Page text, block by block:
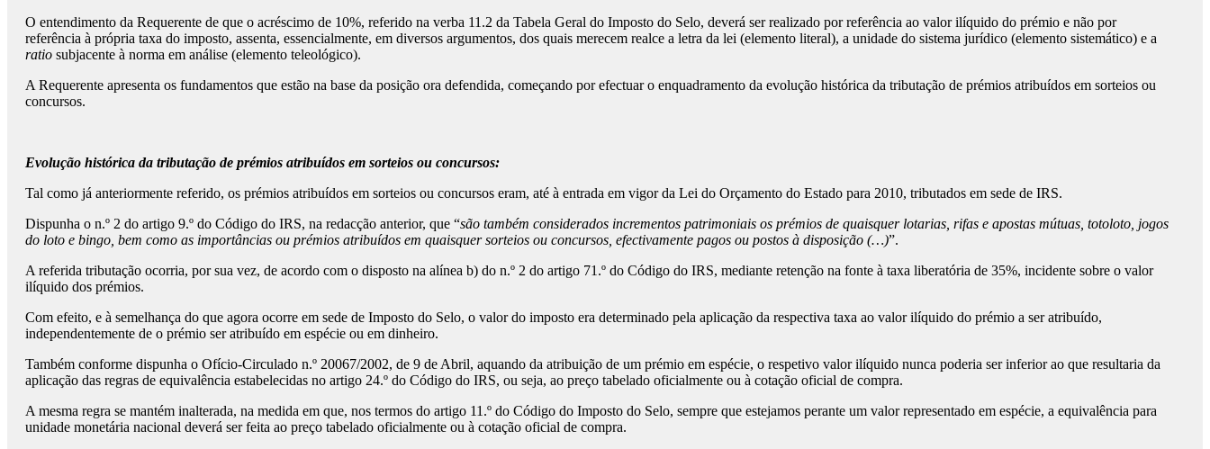
O entendimento da Requerente de que o acréscimo de 10%, referido na verba 11.2 da Tabela Geral do Imposto do Selo, deverá ser realizado por referência ao valor ilíquido do prémio e não por
referência à própria taxa do imposto, assenta, essencialmente, em diversos argumentos, dos quais merecem realce a letra da lei (elemento literal), a unidade do sistema jurídico (elemento sistemático) e a
ratio subjacente à norma em análise (elemento teleológico).
A Requerente apresenta os fundamentos que estão na base da posição ora defendida, começando por efectuar o enquadramento da evolução histórica da tributação de prémios atribuídos em sorteios ou
concursos.
Evolução histórica da tributação de prémios atribuídos em sorteios ou concursos:
Tal como já anteriormente referido, os prémios atribuídos em sorteios ou concursos eram, até à entrada em vigor da Lei do Orçamento do Estado para 2010, tributados em sede de IRS.
Dispunha o n.º 2 do artigo 9.º do Código do IRS, na redacção anterior, que “são também considerados incrementos patrimoniais os prémios de quaisquer lotarias, rifas e apostas mútuas, totoloto, jogos
do loto e bingo, bem como as importâncias ou prémios atribuídos em quaisquer sorteios ou concursos, efectivamente pagos ou postos à disposição (…)”.
A referida tributação ocorria, por sua vez, de acordo com o disposto na alínea b) do n.º 2 do artigo 71.º do Código do IRS, mediante retenção na fonte à taxa liberatória de 35%, incidente sobre o valor
ilíquido dos prémios.
Com efeito, e à semelhança do que agora ocorre em sede de Imposto do Selo, o valor do imposto era determinado pela aplicação da respectiva taxa ao valor ilíquido do prémio a ser atribuído,
independentemente de o prémio ser atribuído em espécie ou em dinheiro.
Também conforme dispunha o Ofício-Circulado n.º 20067/2002, de 9 de Abril, aquando da atribuição de um prémio em espécie, o respetivo valor ilíquido nunca poderia ser inferior ao que resultaria da
aplicação das regras de equivalência estabelecidas no artigo 24.º do Código do IRS, ou seja, ao preço tabelado oficialmente ou à cotação oficial de compra.
A mesma regra se mantém inalterada, na medida em que, nos termos do artigo 11.º do Código do Imposto do Selo, sempre que estejamos perante um valor representado em espécie, a equivalência para
unidade monetária nacional deverá ser feita ao preço tabelado oficialmente ou à cotação oficial de compra.